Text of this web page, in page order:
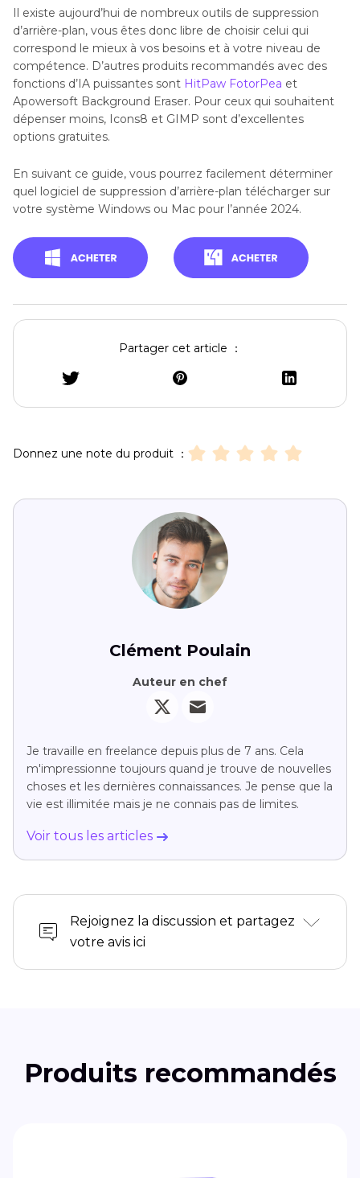
Leawo
Photo
BG
Remover
Windows,
Mac
Oui Non
29,95
$
Suppression
d'arrière-
plan
en
mode
4.3
GIMP Windows,
Non Oui GratuitOpen
suppression
manuelle
4.2
Background
Oui Oui Gratuit
sur
le
alimenté
WindowsNon Oui Gratuit/Pro
léger,
prise
en
PhotoScape
Windows,Non Gratuit/ProInterface
Il existe aujourd’hui de nombreux outils de suppression
d’arrière-plan, vous êtes donc libre de choisir celui qui
correspond le mieux à vos besoins et à votre niveau de
compétence. D’autres produits recommandés avec des
fonctions d’IA puissantes sont HitPaw FotorPea et
Apowersoft Background Eraser. Pour ceux qui souhaitent
dépenser moins, Icons8 et GIMP sont d’excellentes
options gratuites.
En suivant ce guide, vous pourrez facilement déterminer
quel logiciel de suppression d’arrière-plan télécharger sur
votre système Windows ou Mac pour l’année 2024.
Partager cet article ：
Donnez une note du produit ：
Clément Poulain
Auteur en chef
Je travaille en freelance depuis plus de 7 ans. Cela
m'impressionne toujours quand je trouve de nouvelles
choses et les dernières connaissances. Je pense que la
vie est illimitée mais je ne connais pas de limites.
Voir tous les articles
Rejoignez la discussion et partagez
votre avis ici
Produits recommandés